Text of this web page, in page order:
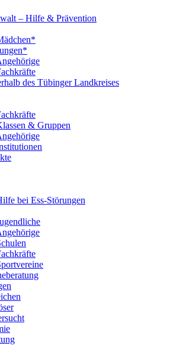
– Hilfe & Prävention
des Tübinger Landkreises
& Gruppen
bei Ess-Störungen